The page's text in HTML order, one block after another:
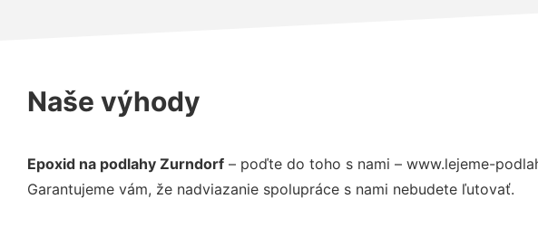
Naše výhody
Epoxid na podlahy Zurndorf – poďte do toho s nami – www.lejeme-
Garantujeme vám, že nadviazanie spolupráce s nami nebudete ľutovať.